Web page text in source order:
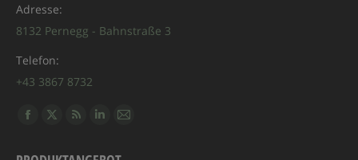
Adresse:
8132 Pernegg - Bahnstraße 3
Telefon:
+43 3867 8732
Finden Sie uns auf:
Facebook
X
RSS
Linkedin
E-